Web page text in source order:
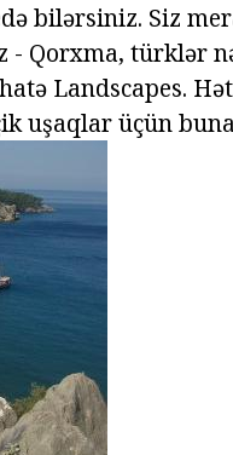
bilərsiniz. Siz
Qorxma, türklər
Landscapes.
uşaqlar üçün